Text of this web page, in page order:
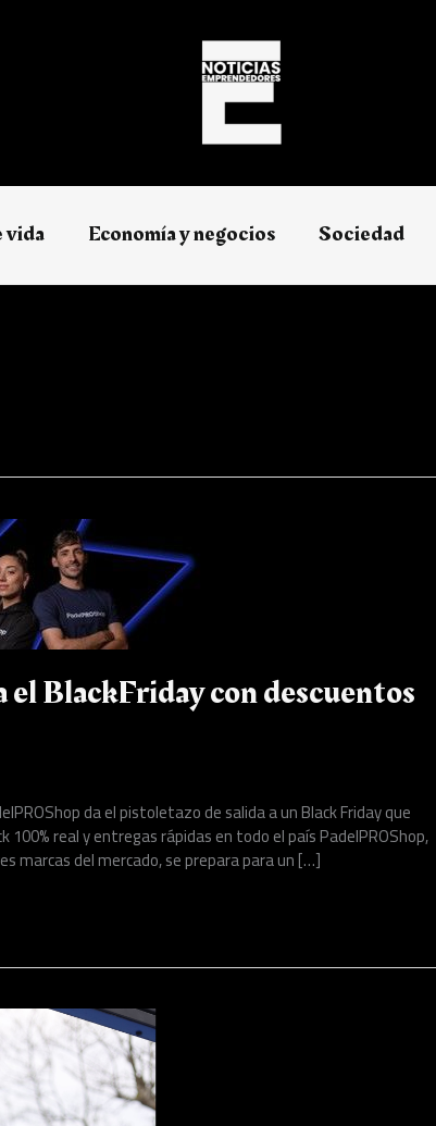
vida Economía y negocios​ Sociedad
el BlackFriday con descuentos
da el pistoletazo de salida a un Black Friday que
real y entregas rápidas en todo el país PadelPROShop,
marcas del mercado, se prepara para un […]